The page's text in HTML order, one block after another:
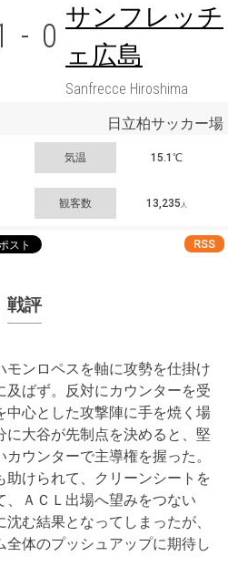
- 0
サンフレッチ
ェ広島
Sanfrecce Hiroshima
日立柏サッカー場
気温 15.1℃
観客数 13,235 人
RSS
戦評
モンロペスを軸に攻勢を仕掛け
及ばず。反対にカウンターを受
中心とした攻撃陣に手を焼く場
に大谷が先制点を決めると、堅
ウンターで主導権を握った。
助けられて、クリーンシートを
、ＡＣＬ出場へ望みをつない
む結果となってしまったが、
体のプッシュアップに期待し